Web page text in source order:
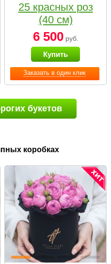
Заказать в один клик
25 красных роз
(40 см)
6 500руб.
Купить
букетов
коробках